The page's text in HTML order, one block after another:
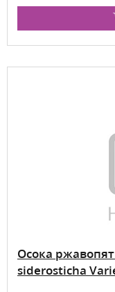
Осока
siderosticha